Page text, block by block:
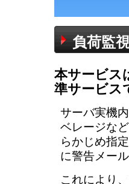
負荷監
本サービス
準サービス
サーバ実機
ベレージな
らかじめ指
に警告メー
これにより